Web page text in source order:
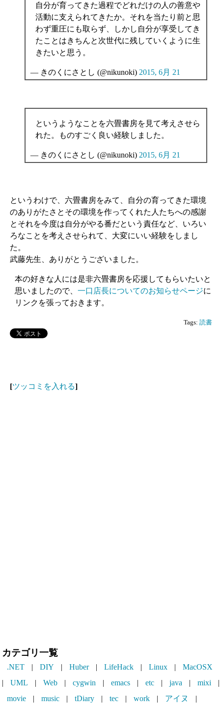
自分が育ってきた過程でどれだけの人の善意や
活動に支えられてきたか。それを当たり前と思
わず重圧にも取らず、しかし自分が享受してき
たことはきちんと次世代に残していくように生
きたいと思う。
— きのくにさとし (@nikunoki) 2015, 6月 21
というようなことを六畳書房を見て考えさせら
れた。ものすごく良い経験しました。
— きのくにさとし (@nikunoki) 2015, 6月 21
というわけで、六畳書房をみて、自分の育ってきた環境
のありがたさとその環境を作ってくれた人たちへの感謝
とそれを今度は自分がやる番だという責任など、いろい
ろなことを考えさせられて、大変にいい経験をしまし
た。
武藤先生、ありがとうございました。
本の好きな人には是非六畳書房を応援してもらいたいと
思いましたので、 一口店長についてのお知らせページに
リンクを張っておきます。
Tags: 読書
[ツッコミを入れる]
カテゴリ一覧
.NET | DIY | Huber | LifeHack | Linux |
MacOSX
|
UML | Web | cygwin | emacs | etc | java | mixi
|
movie
| music | tDiary | tec | work | アイヌ |